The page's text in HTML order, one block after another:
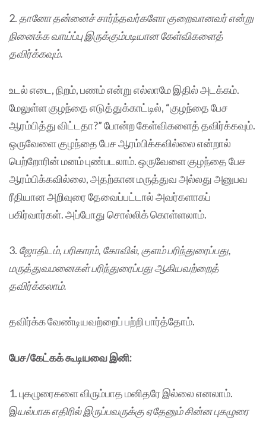
2.தானோ தன்னைச் சார்ந்தவர்களோ குறைவானவர் என்று
நினைக்க வாய்ப்பு இருக்கும்படியான கேள்விகளைத்
தவிர்க்கவும்.
உடல் எடை, நிறம், பணம் என்று எல்லாமே இதில் அடக்கம்.
மேலுள்ள குழந்தை எடுத்துக்காட்டில், “குழந்தை பேச
ஆரம்பித்து விட்டதா?” போன்ற கேள்விகளைத் தவிர்க்கவும்.
ஒருவேளை குழந்தை பேச ஆரம்பிக்கவில்லை என்றால்
பெற்றோரின் மனம் புண்படலாம். ஒருவேளை குழந்தை பேச
ஆரம்பிக்கவில்லை, அதற்கான மருத்துவ அல்லது அனுபவ
ரீதியான அறிவுரை தேவைப்பட்டால் அவர்களாகப்
பகிர்வார்கள். அப்போது சொல்லிக் கொள்ளலாம்.
3. ஜோதிடம், பரிகாரம், கோவில், குளம் பரிந்துரைப்பது,
மருத்துவமனைகள் பரிந்துரைப்பது ஆகியவற்றைத்
தவிர்க்கலாம்.
தவிர்க்க வேண்டியவற்றைப் பற்றி பார்த்தோம்.
பேச/கேட்கக் கூடியவை இனி:
1. புகழுரைகளை விரும்பாத மனிதரே இல்லை எனலாம்.
இயல்பாக எதிரில் இருப்பவருக்கு ஏதேனும் சின்ன புகழுரை